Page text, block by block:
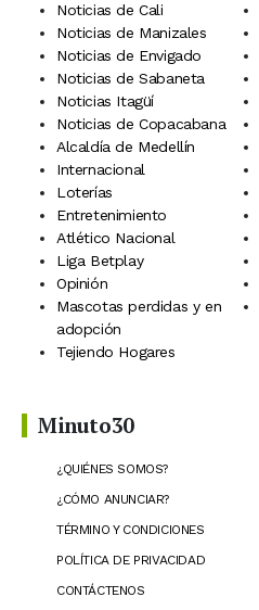
Noticias de Cali
Noticias de Manizales
Noticias de Envigado
Noticias de Sabaneta
Noticias Itagüí
Noticias de Copacabana
Alcaldía de Medellín
Internacional
Loterías
Entretenimiento
Atlético Nacional
Liga Betplay
Opinión
Mascotas perdidas y en
adopción
Tejiendo Hogares
Minuto30
¿QUIÉNES SOMOS?
¿CÓMO ANUNCIAR?
TÉRMINO Y CONDICIONES
POLÍTICA DE PRIVACIDAD
CONTÁCTENOS